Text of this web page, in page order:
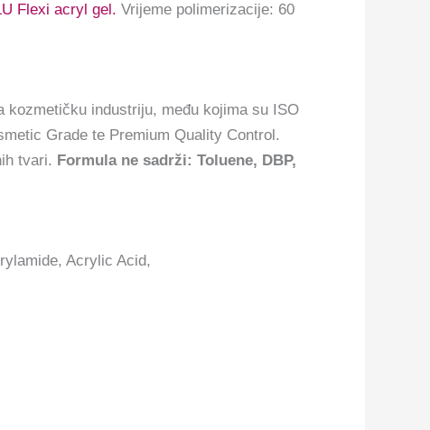
Flexi acryl gel. Vrijeme polimerizacije: 60
kozmetičku industriju, među kojima su ISO
Grade te Premium Quality Control.
tvari. Formula ne sadrži: Toluene, DBP,
Acrylic Acid,